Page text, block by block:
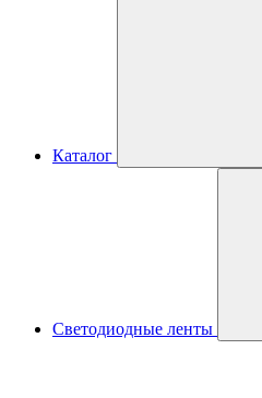
Каталог
Светодиодные ленты